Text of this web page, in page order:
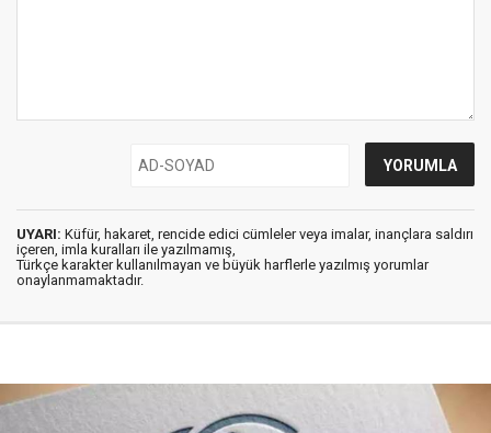
UYARI: Küfür, hakaret, rencide edici cümleler veya imalar, inançlara saldırı
içeren, imla kuralları ile yazılmamış,
Türkçe karakter kullanılmayan ve büyük harflerle yazılmış yorumlar
onaylanmamaktadır.